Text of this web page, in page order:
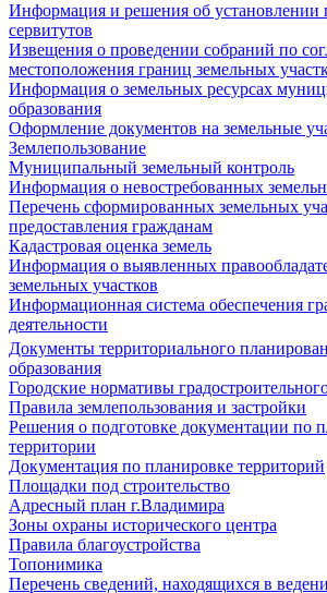
Информация и решения об установлении
сервитутов
Извещения о проведении собраний по
местоположения границ земельных
Информация о земельных ресурсах
образования
Оформление документов на земельные
Землепользование
Муниципальный земельный контроль
Информация о невостребованных
Перечень сформированных земельных
предоставления гражданам
Кадастровая оценка земель
Информация о выявленных
земельных участков
Информационная система обеспечения
деятельности
Документы территориального
образования
Городские нормативы
Правила землепользования и застройки
Решения о подготовке документации по
территории
Документация по планировке территорий
Площадки под строительство
Адресный план г.Владимира
Зоны охраны исторического центра
Правила благоустройства
Топонимика
Перечень сведений, находящихся в